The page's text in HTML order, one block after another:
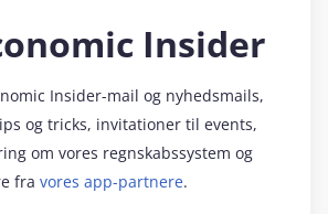
Insider
Insider-mail og nyhedsmails,
og tricks, invitationer til events,
om vores regnskabssystem og
fra vores app-partnere.